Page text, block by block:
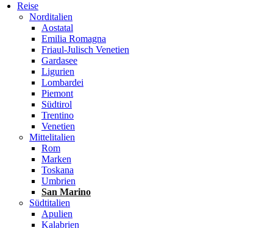
Reise
Norditalien
Aostatal
Emilia Romagna
Friaul-Julisch Venetien
Gardasee
Ligurien
Lombardei
Piemont
Südtirol
Trentino
Venetien
Mittelitalien
Rom
Marken
Toskana
Umbrien
San Marino
Südtitalien
Apulien
Kalabrien